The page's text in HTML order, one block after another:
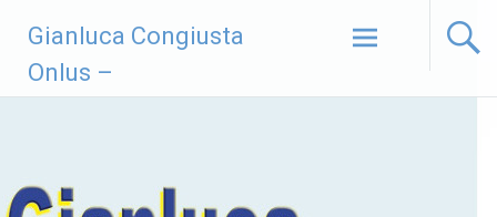
contenuto
Gianluca Congiusta
Onlus –